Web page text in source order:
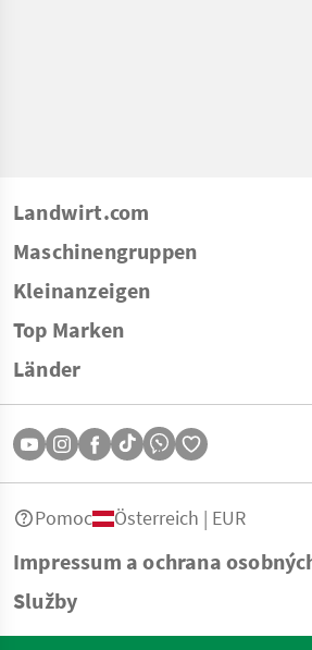
Landwirt.com
Maschinengruppen
Kleinanzeigen
Top Marken
Länder
Impressum a ochrana
Služby
Pomoc Österreich | EUR